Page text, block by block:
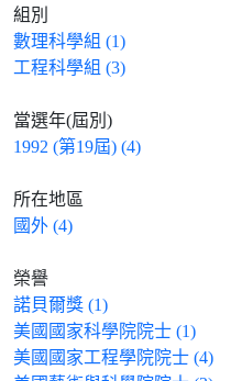
組別
數理科學組 (1)
工程科學組 (3)
當選年(屆別)
1992 (第19屆) (4)
所在地區
國外 (4)
榮譽
諾貝爾獎 (1)
美國國家科學院院士 (1)
美國國家工程學院院士 (4)